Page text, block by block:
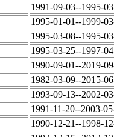
1991-09-03--1995-
1995-01-01--1999-
1995-03-08--1995-
1995-03-25--1997-
1990-09-01--2019-
1982-03-09--2015-
1993-09-13--2002-
1991-11-20--2003-
1990-12-21--1998-